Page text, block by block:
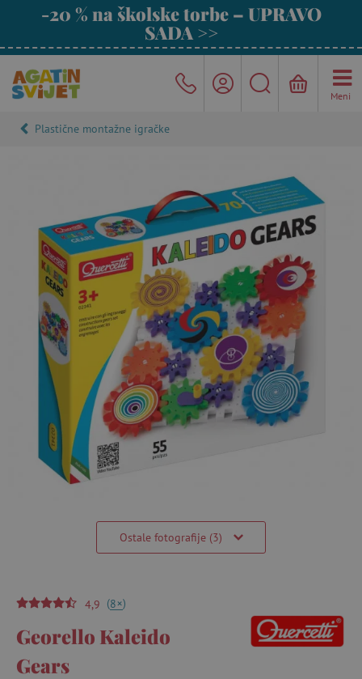
-20 % na školske torbe – UPRAVO
SADA >>
Meni
Plastične montažne igračke
Ostale fotografije (3)
4,9 (8+)
Georello Kaleido
Gears